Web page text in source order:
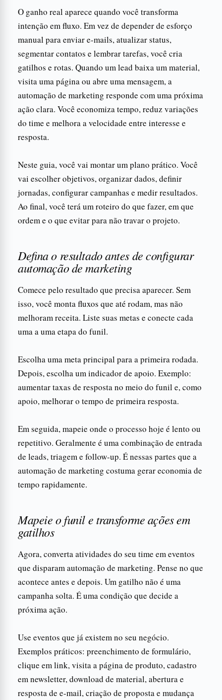
O ganho real aparece quando você transforma
intenção em fluxo. Em vez de depender de esforço
manual para enviar e-mails, atualizar status,
segmentar contatos e lembrar tarefas, você cria
gatilhos e rotas. Quando um lead baixa um material,
visita uma página ou abre uma mensagem, a
automação de marketing responde com uma próxima
ação clara. Você economiza tempo, reduz variações
do time e melhora a velocidade entre interesse e
resposta.
Neste guia, você vai montar um plano prático. Você
vai escolher objetivos, organizar dados, definir
jornadas, configurar campanhas e medir resultados.
Ao final, você terá um roteiro do que fazer, em que
ordem e o que evitar para não travar o projeto.
Defina o resultado antes de configurar
automação de marketing
Comece pelo resultado que precisa aparecer. Sem
isso, você monta fluxos que até rodam, mas não
melhoram receita. Liste suas metas e conecte cada
uma a uma etapa do funil.
Escolha uma meta principal para a primeira rodada.
Depois, escolha um indicador de apoio. Exemplo:
aumentar taxas de resposta no meio do funil e, como
apoio, melhorar o tempo de primeira resposta.
Em seguida, mapeie onde o processo hoje é lento ou
repetitivo. Geralmente é uma combinação de entrada
de leads, triagem e follow-up. É nessas partes que a
automação de marketing costuma gerar economia de
tempo rapidamente.
Mapeie o funil e transforme ações em
gatilhos
Agora, converta atividades do seu time em eventos
que disparam automação de marketing. Pense no que
acontece antes e depois. Um gatilho não é uma
campanha solta. É uma condição que decide a
próxima ação.
Use eventos que já existem no seu negócio.
Exemplos práticos: preenchimento de formulário,
clique em link, visita a página de produto, cadastro
em newsletter, download de material, abertura e
resposta de e-mail, criação de proposta e mudança